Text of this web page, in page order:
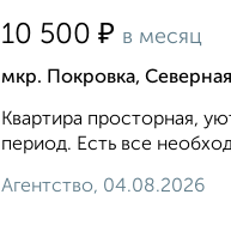
10 500 ₽ в месяц
мкр. Покровка,
Квартира просторная,
период. Есть все
Агентство, 04.08.2026